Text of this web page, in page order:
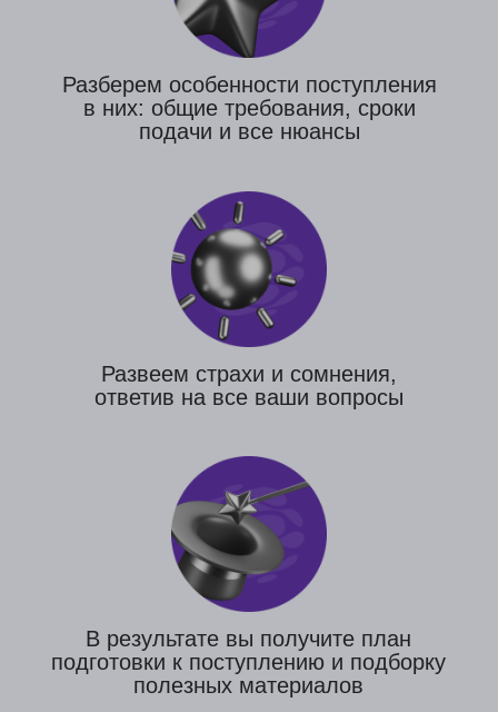
подготовим весь пакет документов,
которые необходимы для поступления.
Оказываем помощь в оформлении
всех этапах оформления ВНЖ
Весь цикл полного сопровождения
Подбор и подача на 1 программу
(подготовительное отделение)
Составим список необходимых
документов для поступления
Поступление
платеж делится на части
161 700 ₽
Есть возможность оплатить
177 900 ₽